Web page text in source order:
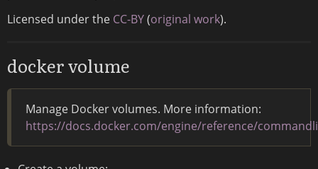
Licensed under the CC-BY(original work).
docker volume
Manage Docker volumes. More information:
https://docs.docker.com/engine/reference/